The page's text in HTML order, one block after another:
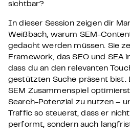
sichtbar?
In dieser Session zeigen dir
Weißbach, warum SEM-
gedacht werden müssen. Sie
Framework, das SEO und SEA
dass du an den relevanten
gestützten Suche präsent bist.
SEM Zusammenspiel
Search-Potenzial zu nutzen –
Traffic so steuerst, dass er
performt, sondern auch